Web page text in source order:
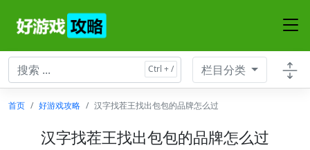
栏目分类
首页 好游戏攻略 汉字找茬王找出包包的品牌怎么过
汉字找茬王找出包包的品牌怎么过